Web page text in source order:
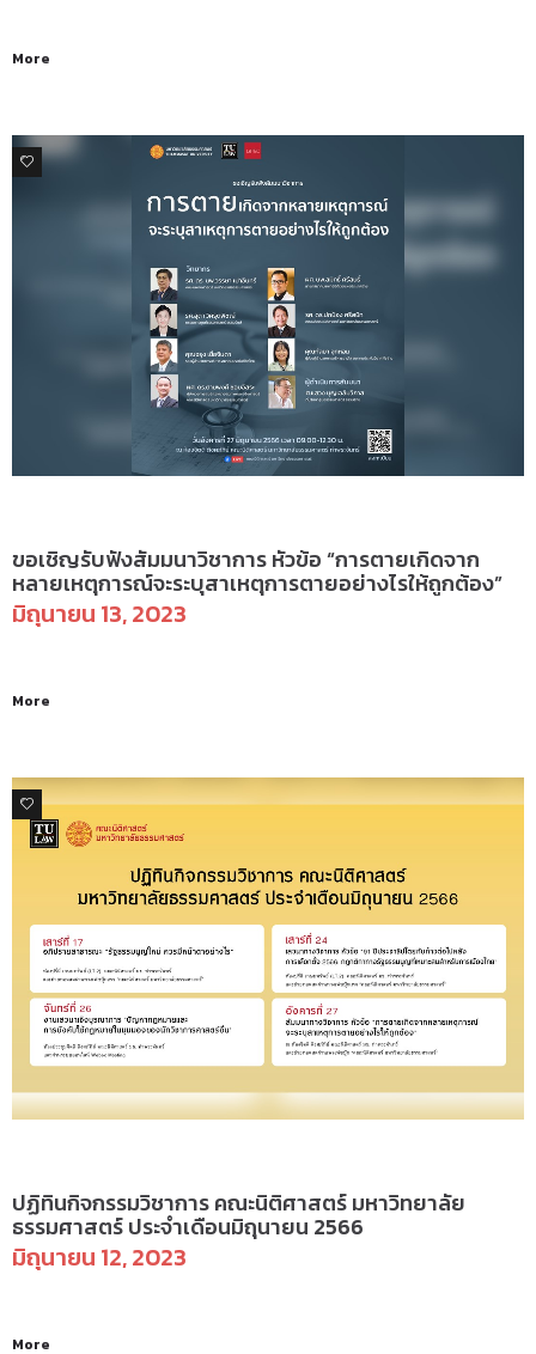
More
0
ขอเชิญรับฟังสัมมนาวิชาการ หัวข้อ “การตายเกิดจาก
หลายเหตุการณ์จะระบุสาเหตุการตายอย่างไรให้ถูกต้อง”
มิถุนายน 13, 2023
More
0
ปฏิทินกิจกรรมวิชาการ คณะนิติศาสตร์ มหาวิทยาลัย
ธรรมศาสตร์ ประจำเดือนมิถุนายน 2566
มิถุนายน 12, 2023
More